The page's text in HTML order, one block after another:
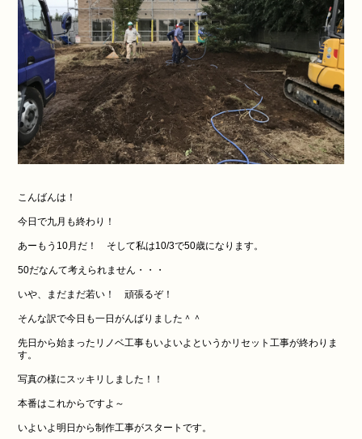
こんばんは！
今日で九月も終わり！
あーもう10月だ！ そして私は10/3で50歳になります。
50だなんて考えられません・・・
いや、まだまだ若い！ 頑張るぞ！
そんな訳で今日も一日がんばりました＾＾
先日から始まったリノベ工事もいよいよというかリセット工事が終わりま
す。
写真の様にスッキリしました！！
本番はこれからですよ～
いよいよ明日から制作工事がスタートです。